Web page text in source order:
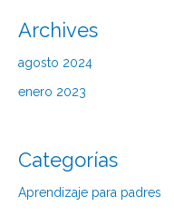
Archives
agosto 2024
enero 2023
Categorías
Aprendizaje para padres